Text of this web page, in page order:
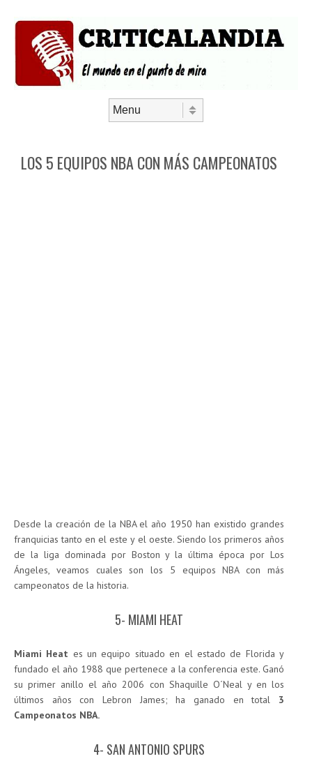
LOS 5 EQUIPOS NBA CON MÁS CAMPEONATOS
Desde la creación de la NBA el año 1950 han existido grandes
franquicias tanto en el este y el oeste. Siendo los primeros años
de la liga dominada por Boston y la última época por Los
Ángeles, veamos cuales son los 5 equipos NBA con más
campeonatos de la historia.
5- MIAMI HEAT
Miami Heat es un equipo situado en el estado de Florida y
fundado el año 1988 que pertenece a la conferencia este. Ganó
su primer anillo el año 2006 con Shaquille O´Neal y en los
últimos años con Lebron James; ha ganado en total 3
Campeonatos NBA.
4- SAN ANTONIO SPURS